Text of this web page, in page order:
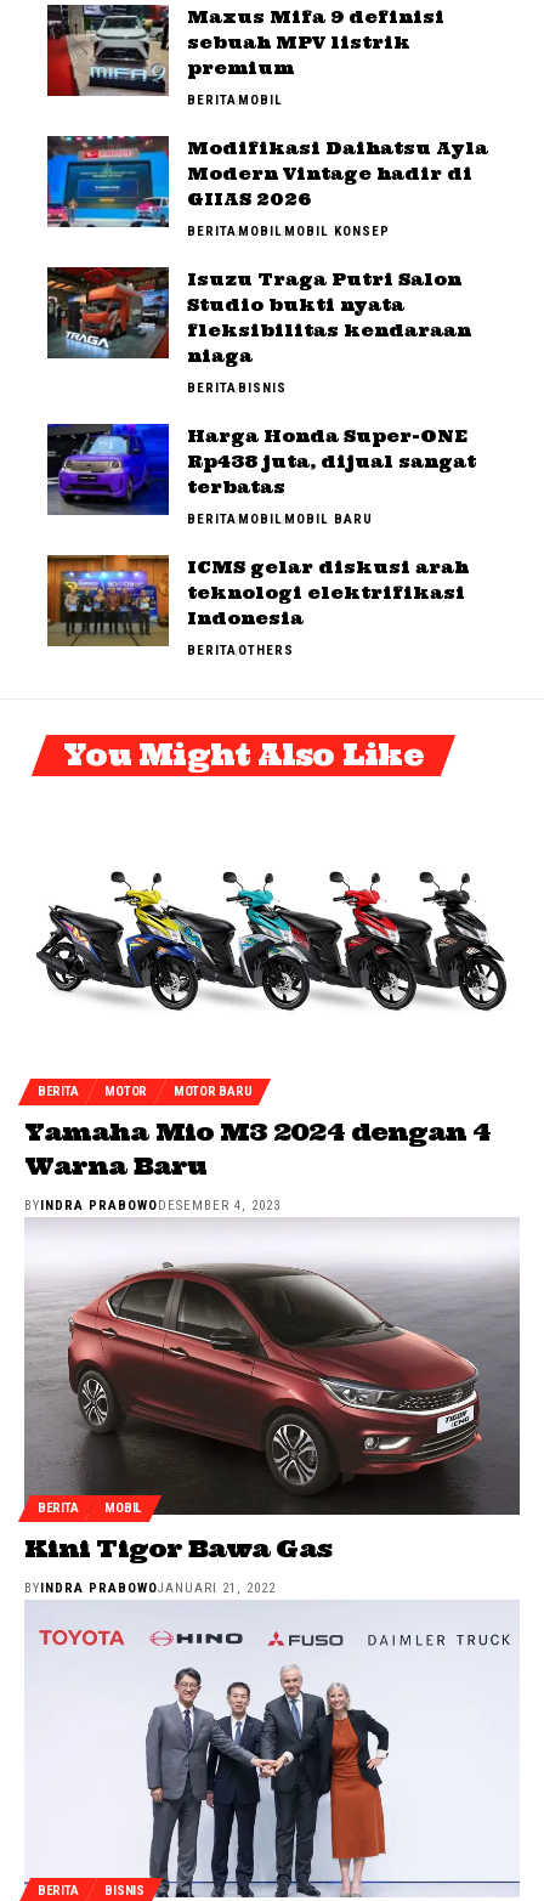
Maxus Mifa 9 definisi
sebuah MPV listrik
premium
BERITAMOBIL
Modifikasi Daihatsu Ayla
Modern Vintage hadir di
GIIAS 2026
BERITAMOBILMOBIL KONSEP
Isuzu Traga Putri Salon
Studio bukti nyata
fleksibilitas kendaraan
niaga
BERITABISNIS
Harga Honda Super-ONE
Rp438 juta, dijual sangat
terbatas
BERITAMOBILMOBIL BARU
ICMS gelar diskusi arah
teknologi elektrifikasi
Indonesia
BERITAOTHERS
You Might Also Like
BERITA MOTOR MOTOR BARU
Yamaha Mio M3 2024 dengan 4
Warna Baru
BYINDRA PRABOWODESEMBER 4, 2023
BERITA MOBIL
Kini Tigor Bawa Gas
BYINDRA PRABOWOJANUARI 21, 2022
BERITA BISNIS